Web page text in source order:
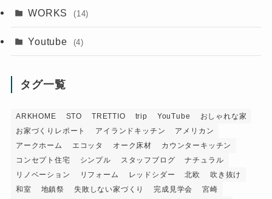
WORKS (14)
Youtube (4)
タグ一覧
ARKHOME STO TRETTIO trip YouTube
おしゃれな家
お家づくりレポート
アイランドキッチン
アメリカン
アークホーム
エコッタ オーク床材
カウンターキッチン
コンセプト住宅
シンプル スタッフブログ
ナチュラル
リノベーション
リフォーム レッドシダー 北欧
吹き抜け
和室
地鎮祭 失敗しない家づくり 完成見学会
宮崎